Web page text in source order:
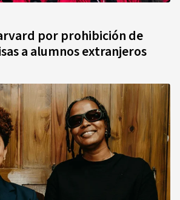
por prohibición de
a alumnos extranjeros